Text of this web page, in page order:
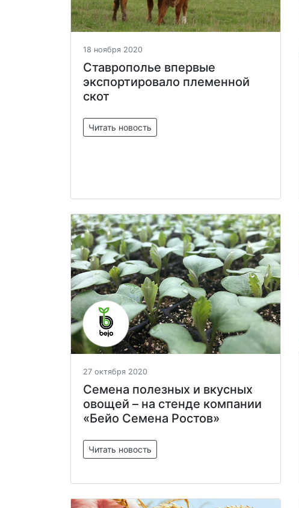
18 ноября 2020
Ставрополье впервые
экспортировало племенной
скот
Читать новость
27 октября 2020
Семена полезных и вкусных
овощей – на стенде компании
«Бейо Семена Ростов»
Читать новость